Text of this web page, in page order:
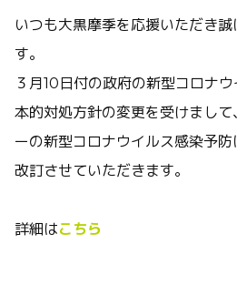
いつも大黒摩季を応援いただき
す。
３月10日付の政府の新型コロナ
本的対処方針の変更を受けまし
ーの新型コロナウイルス感染予
改訂させていただきます。
詳細はこちら